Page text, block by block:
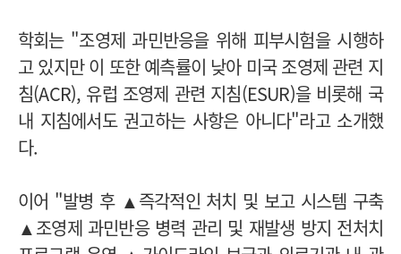
학회는 "조영제 과민반응을 위해 피부시험을 시행하
고 있지만 이 또한 예측률이 낮아 미국 조영제 관련 지
침(ACR), 유럽 조영제 관련 지침(ESUR)을 비롯해 국
내 지침에서도 권고하는 사항은 아니다"라고 소개했
다.
이어 "발병 후 ▲즉각적인 처치 및 보고 시스템 구축
▲조영제 과민반응 병력 관리 및 재발생 방지 전처치